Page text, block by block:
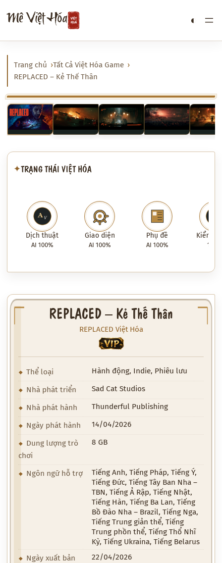
đến
nội
dung
Mê Việt Hóa ◐
Trang chủ
Tất Cả Việt Hóa Game
REPLACED – Kẻ Thế Thân
‹ ›
✦TRẠNG THÁI VIỆT HÓA
Dịch thuật
AI 100%
Giao diện
AI 100%
Phụ đề
AI 100%
Kiểm
100%
REPLACED – Kẻ Thế Thân
REPLACED Việt Hóa
VIP
Thể loại Hành động, Indie, Phiêu lưu
Nhà phát triển Sad Cat Studios
Nhà phát hành Thunderful Publishing
Ngày phát hành 14/04/2026
Dung lượng trò
chơi
8 GB
Ngôn ngữ hỗ trợ
Tiếng Anh, Tiếng Pháp, Tiếng Ý,
Tiếng Đức, Tiếng Tây Ban Nha –
TBN, Tiếng Ả Rập, Tiếng Nhật,
Tiếng Hàn, Tiếng Ba Lan, Tiếng
Bồ Đào Nha – Brazil, Tiếng Nga,
Tiếng Trung giản thể, Tiếng
Trung phồn thể, Tiếng Thổ Nhĩ
Kỳ, Tiếng Ukraina, Tiếng Belarus
Ngày xuất bản
22/04/2026